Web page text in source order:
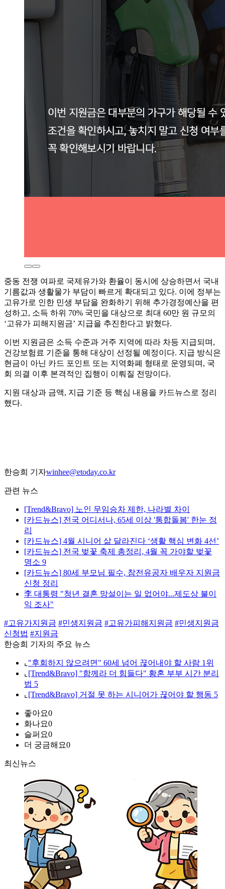
중동 전쟁 여파로 국제유가와 환율이 동시에 상승하면서 국내
기름값과 생활물가 부담이 빠르게 확대되고 있다. 이에 정부는
고유가로 인한 민생 부담을 완화하기 위해 추가경정예산을 편
성하고, 소득 하위 70% 국민을 대상으로 최대 60만 원 규모의
‘고유가 피해지원금’ 지급을 추진한다고 밝혔다.
이번 지원금은 소득 수준과 거주 지역에 따라 차등 지급되며,
건강보험료 기준을 통해 대상이 선정될 예정이다. 지급 방식은
현금이 아닌 카드 포인트 또는 지역화폐 형태로 운영되며, 국
회 의결 이후 본격적인 집행이 이뤄질 전망이다.
지원 대상과 금액, 지급 기준 등 핵심 내용을 카드뉴스로 정리
했다.
한승희 기자winhee@etoday.co.kr
관련 뉴스
[Trend&Bravo] 노인 무임승차 제한, 나라별 차이
[카드뉴스] 전국 어디서나, 65세 이상 '통합돌봄' 한눈 정
리
[카드뉴스] 4월 시니어 삶 달라진다 ‘생활 핵심 변화 4선’
[카드뉴스] 전국 벚꽃 축제 총정리, 4월 꼭 가야할 벚꽃
명소 9
[카드뉴스] 80세 부모님 필수, 참전유공자 배우자 지원금
신청 정리
李 대통령 "청년 결혼 망설이는 일 없어야...제도상 불이
익 조사"
#고유가지원금 #민생지원금 #고유가피해지원금 #민생지원금
신청법 #지원금
한승희 기자의 주요 뉴스
⌞ "후회하지 않으려면" 60세 넘어 끊어내야 할 사람 1위
⌞ [Trend&Bravo] "함께라 더 힘들다" 황혼 부부 시간 분리
법 5
⌞ [Trend&Bravo] 거절 못 하는 시니어가 끊어야 할 행동 5
좋아요0
화나요0
슬퍼요0
더 궁금해요0
최신뉴스